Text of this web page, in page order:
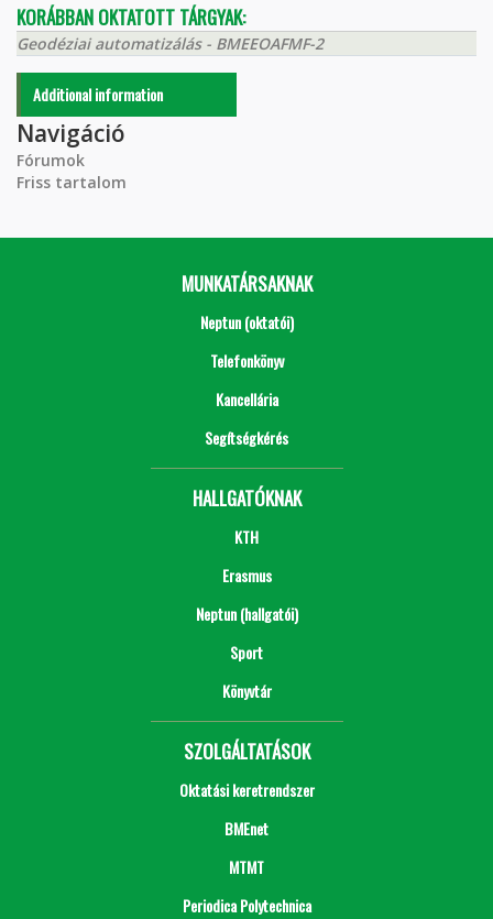
KORÁBBAN OKTATOTT TÁRGYAK:
Geodéziai automatizálás - BMEEOAFMF-2
Additional information
Navigáció
Fórumok
Friss tartalom
MUNKATÁRSAKNAK
Neptun (oktatói)
Telefonkönyv
Kancellária
Segítségkérés
HALLGATÓKNAK
KTH
Erasmus
Neptun (hallgatói)
Sport
Könyvtár
SZOLGÁLTATÁSOK
Oktatási keretrendszer
BMEnet
MTMT
Periodica Polytechnica